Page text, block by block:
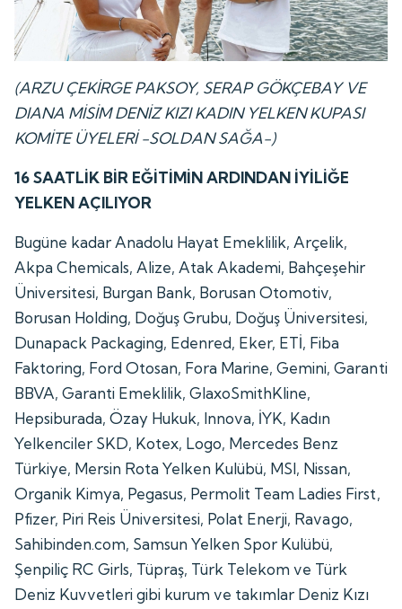
(ARZU ÇEKİRGE PAKSOY, SERAP GÖKÇEBAY VE
DIANA MİSİM DENİZ KIZI KADIN YELKEN KUPASI
KOMİTE ÜYELERİ -SOLDAN SAĞA-)
16 SAATLİK BİR EĞİTİMİN ARDINDAN İYİLİĞE
YELKEN AÇILIYOR
Bugüne kadar Anadolu Hayat Emeklilik, Arçelik,
Akpa Chemicals, Alize, Atak Akademi, Bahçeşehir
Üniversitesi, Burgan Bank, Borusan Otomotiv,
Borusan Holding, Doğuş Grubu, Doğuş Üniversitesi,
Dunapack Packaging, Edenred, Eker, ETİ, Fiba
Faktoring, Ford Otosan, Fora Marine, Gemini, Garanti
BBVA, Garanti Emeklilik, GlaxoSmithKline,
Hepsiburada, Özay Hukuk, Innova, İYK, Kadın
Yelkenciler SKD, Kotex, Logo, Mercedes Benz
Türkiye, Mersin Rota Yelken Kulübü, MSI, Nissan,
Organik Kimya, Pegasus, Permolit Team Ladies First,
Pfizer, Piri Reis Üniversitesi, Polat Enerji, Ravago,
Sahibinden.com, Samsun Yelken Spor Kulübü,
Şenpiliç RC Girls, Tüpraş, Türk Telekom ve Türk
Deniz Kuvvetleri gibi kurum ve takımlar Deniz Kızı